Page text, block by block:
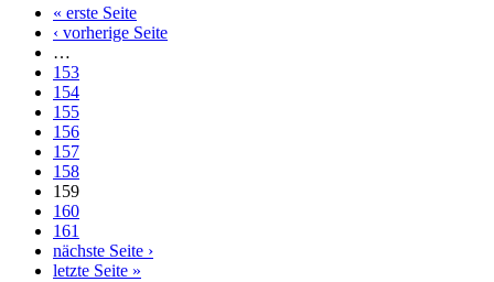
« erste Seite
‹ vorherige Seite
…
153
154
155
156
157
158
159
160
161
nächste Seite ›
letzte Seite »